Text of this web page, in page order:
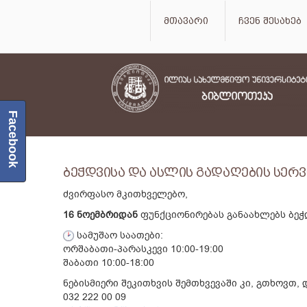
მთავარი ჩვენ შესახებ
ბეჭდვისა და ასლის გადაღების
ძვირფასო მკითხველებო,
16 ნოემბრიდან ფუნქციონირებას განაახლებს
სამუშაო საათები:
ორშაბათი-პარასკევი 10:00-19:00
შაბათი 10:00-18:00
ნებისმიერი შეკითხვის შემთხვევაში კი,
032 222 00 09
Facebook